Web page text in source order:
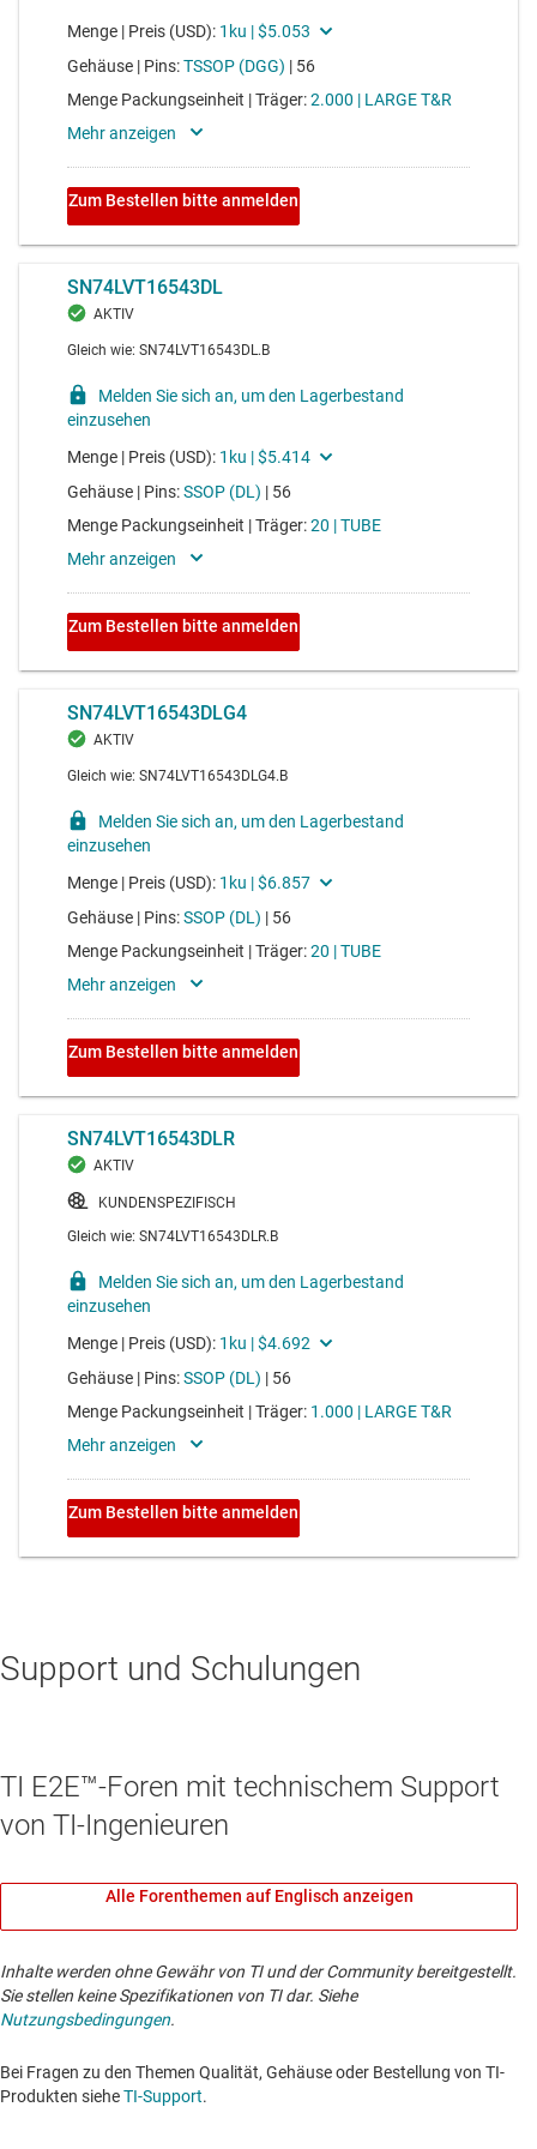
Support und Schulungen
TI E2E™-Foren mit technischem Support
von TI-Ingenieuren
Alle Forenthemen auf Englisch anzeigen
Inhalte werden ohne Gewähr von TI und der Community bereitgestellt.
Sie stellen keine Spezifikationen von TI dar. Siehe
Nutzungsbedingungen.
Bei Fragen zu den Themen Qualität, Gehäuse oder Bestellung von TI-
Produkten sieheTI-Support. ​​​​​​​​​​​​​​